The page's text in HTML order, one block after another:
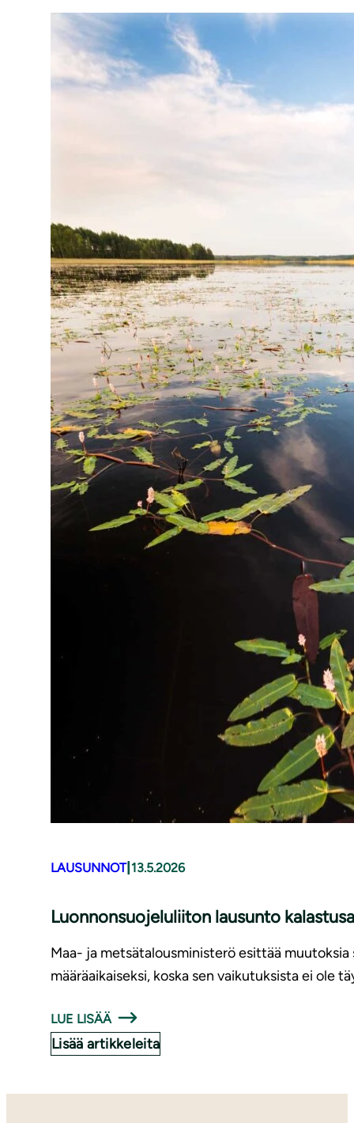
LAUSUNNOT| 13.5.2026
Luonnonsuojeluliiton lausunto
Maa- ja metsätalousministerö esittää
määräaikaiseksi, koska sen vaikutuksista ei ole
LUE LISÄÄ
Lisää artikkeleita